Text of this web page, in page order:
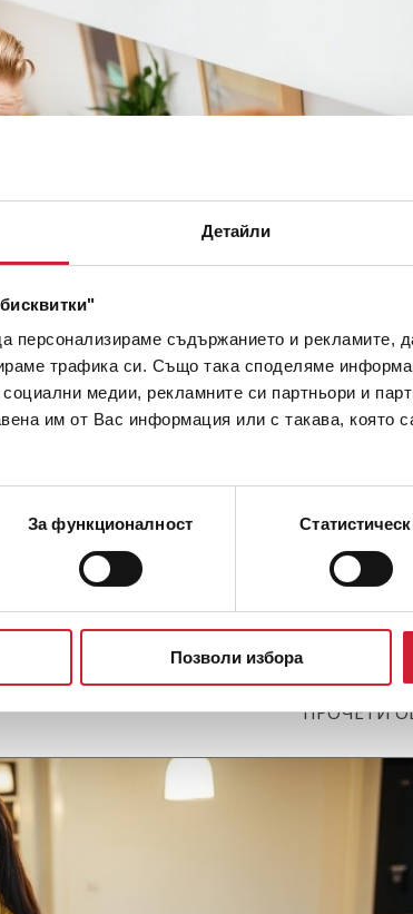
Детайли
персонализираме съдържанието и рекламите,
трафика си. Също така споделяме
медии, рекламните си партньори и
им от Вас информация или с такава, която
За функционалност
Позволи избора
ПРОЧЕТИ